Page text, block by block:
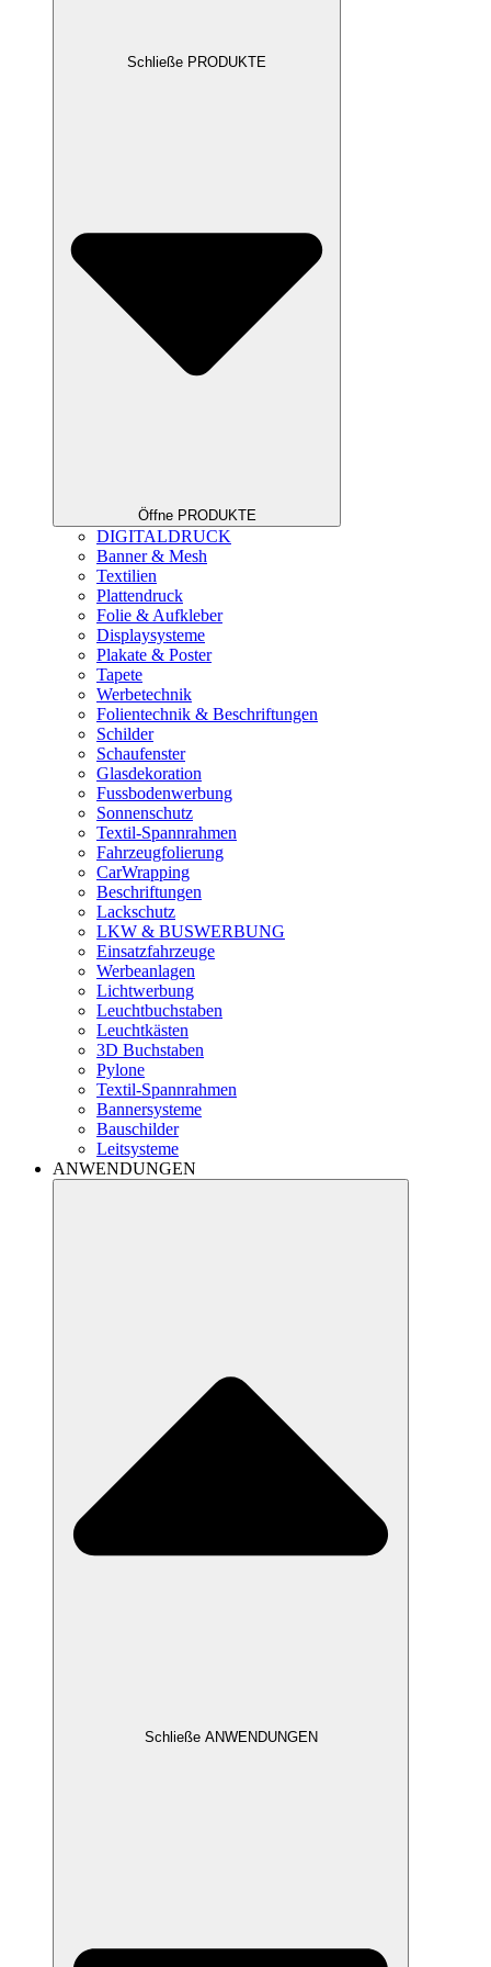
Schließe PRODUKTE
Öffne PRODUKTE
DIGITALDRUCK
Banner & Mesh
Textilien
Plattendruck
Folie & Aufkleber
Displaysysteme
Plakate & Poster
Tapete
Werbetechnik
Folientechnik & Beschriftungen
Schilder
Schaufenster
Glasdekoration
Fussbodenwerbung
Sonnenschutz
Textil-Spannrahmen
Fahrzeugfolierung
CarWrapping
Beschriftungen
Lackschutz
LKW & BUSWERBUNG
Einsatzfahrzeuge
Werbeanlagen
Lichtwerbung
Leuchtbuchstaben
Leuchtkästen
3D Buchstaben
Pylone
Textil-Spannrahmen
Bannersysteme
Bauschilder
Leitsysteme
ANWENDUNGEN
Schließe ANWENDUNGEN